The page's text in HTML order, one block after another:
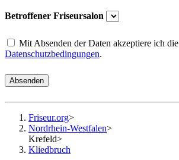
Betroffener Friseursalon
Mit Absenden der Daten akzeptiere ich die
Datenschutzbedingungen.
Absenden
Friseur.org>
Nordrhein-Westfalen>
Krefeld>
Kliedbruch